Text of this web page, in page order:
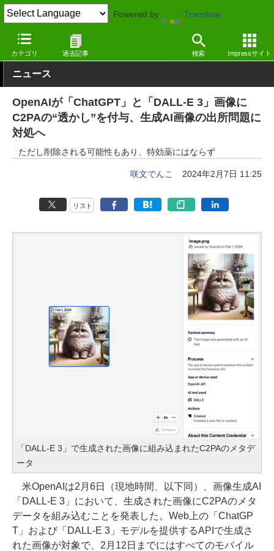
Powered by Translate
カテゴリ 過去記事 検索 Impressサイト
窓の杜 ジェネレーティブAI
ニュース
OpenAIが「ChatGPT」と「DALL-E 3」画像に
C2PAの“透かし”を付与、生成AI画像の出所問題に
対処へ
ただし削除される可能性もあり、特効薬にはならず
咲文でんこ 2024年2月7日 11:25
リスト
「DALL-E 3」で生成された画像に組み込まれたC2PAのメタデ
ータ
米OpenAIは2月6日（現地時間、以下同）、画像生成AI
「DALL-E 3」において、生成された画像にC2PAのメタ
データを組み込むことを発表した。Web上の「ChatGP
T」および「DALL-E 3」モデルを提供するAPIで生成さ
れた画像が対象で、2月12日までにはすべてのモバイル